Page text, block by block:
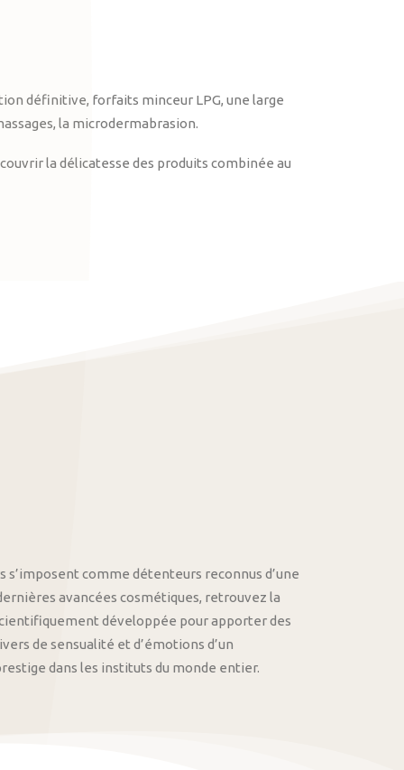
définitive, forfaits minceur LPG, une large
la microdermabrasion.
la délicatesse des produits combinée au
s’imposent comme détenteurs reconnus d’une
avancées cosmétiques, retrouvez la
développée pour apporter des
de sensualité et d’émotions d’un
dans les instituts du monde entier.